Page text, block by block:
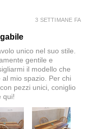
unico nel suo stile.
gentile e
il modello che
mio spazio. Per chi
pezzi unici, coniglio
qui!
3 SETTIMANE FA